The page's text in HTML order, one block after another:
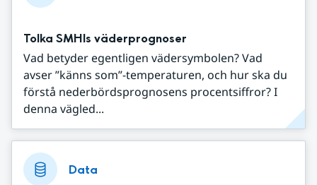
Tolka SMHIs väderprognoser
Vad betyder egentligen vädersymbolen? Vad
avser ”känns som”-temperaturen, och hur ska du
förstå nederbördsprognosens procentsiffror? I
denna vägled...
Data